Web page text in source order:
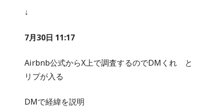
↓
7月30日 11:17
Airbnb公式からX上で調査するのでDMくれ と
リプが入る
DMで経緯を説明